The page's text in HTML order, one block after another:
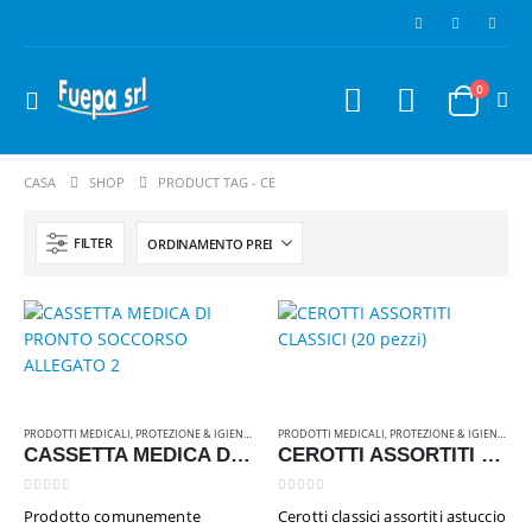
0
CASA SHOP PRODUCT TAG - CE
FILTER
PRODOTTI MEDICALI, PROTEZIONE & IGIENE , RICAMBI & ATTREZZATURE
CASSETTA MEDICA DI PRONTO SOCCORSO ALLEGATO 2
Prodotto comunemente
PRODOTTI MEDICALI, PROTEZIONE & IGIENE ,
CEROTTI ASSORTITI CLASSICI (20 pezzi)
Cerotti classici assortiti astuccio
0Su 5